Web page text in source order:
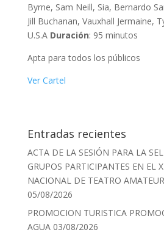
Byrne, Sam Neill, Sia, Bernardo
Jill Buchanan, Vauxhall Jermaine,
U.S.A Duración: 95 minutos
Apta para todos los públicos
Ver Cartel
Entradas recientes
ACTA DE LA SESIÓN PARA LA
GRUPOS PARTICIPANTES EN EL
NACIONAL DE TEATRO
05/08/2026
PROMOCION TURISTICA
AGUA 03/08/2026